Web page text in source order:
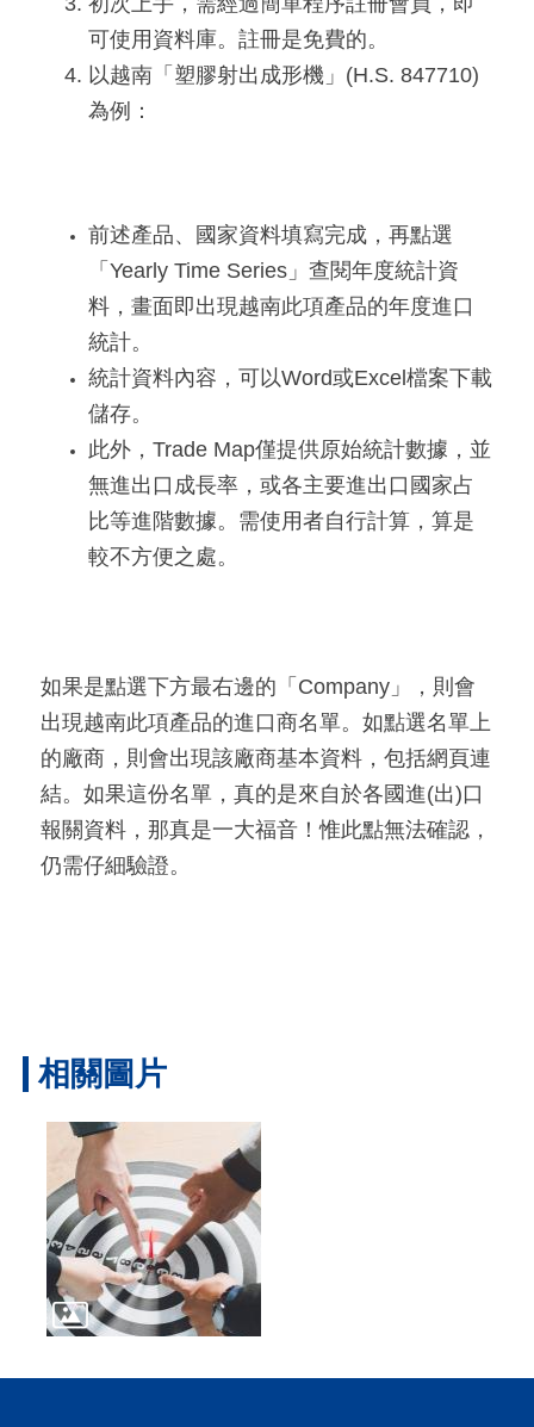
可使用資料庫。註冊是免費的。
以越南「塑膠射出成形機」(H.S. 847710)
為例：
前述產品、國家資料填寫完成，再點選
「Yearly Time Series」查閱年度統計資
料，畫面即出現越南此項產品的年度進口
統計。
統計資料內容，可以Word或Excel檔案下載
儲存。
此外，Trade Map僅提供原始統計數據，並
無進出口成長率，或各主要進出口國家占
比等進階數據。需使用者自行計算，算是
較不方便之處。
如果是點選下方最右邊的「Company」，則會
出現越南此項產品的進口商名單。如點選名單上
的廠商，則會出現該廠商基本資料，包括網頁連
結。如果這份名單，真的是來自於各國進(出)口
報關資料，那真是一大福音！惟此點無法確認，
仍需仔細驗證。
相關圖片